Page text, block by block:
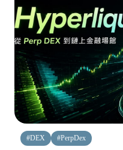
#DEX #PerpDex